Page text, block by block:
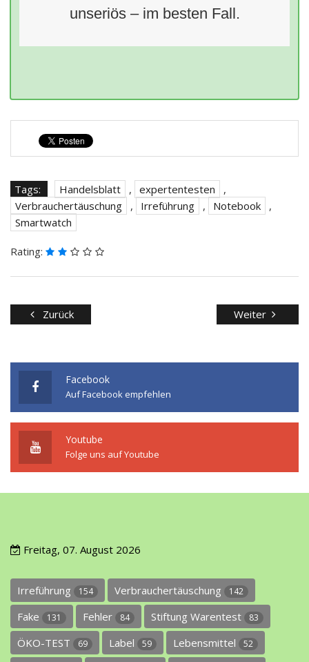
unseriös – im besten Fall.
Tags: Handelsblatt , expertentesten
,
Verbrauchertäuschung
, Irreführung , Notebook
,
Smartwatch
Rating:
Zurück Weiter
Facebook
Auf Facebook empfehlen
Youtube
Folge uns auf Youtube
Freitag, 07. August 2026
Irreführung 154 Verbrauchertäuschung 142
Fake 131 Fehler 84 Stiftung Warentest 83
ÖKO-TEST 69 Label 59 Lebensmittel 52